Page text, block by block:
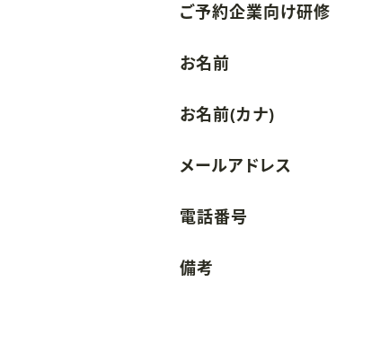
ご予約企業向け研修
お名前
お名前(カナ)
メールアドレス
電話番号
備考